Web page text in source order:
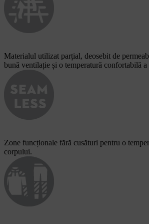
Materialul utilizat parțial, deosebit de
bună ventilație și o temperatură confortabilă
Zone funcționale fără cusături pentru o
corpului.